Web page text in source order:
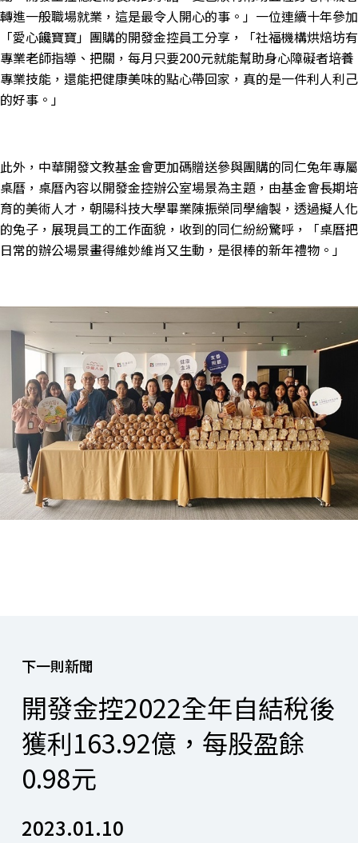
轉進一般職場就業，這是最令人開心的事。」一位連續十年參加
「愛心饞寶寶」團購的開發金控員工分享，「社福機構烘焙坊有
專業老師指導、把關，每月只要200元就能幫助身心障礙者培養
專業技能，還能把健康美味的點心帶回家，真的是一件利人利己
的好事 。」
此外，中華開發文教基金會更加碼贈送參與團購的同仁兔年專屬
桌曆，桌曆內容以開發金控辦公室場景為主題，由基金會長期培
育的美術人才，朝陽科技大學畢業陳振榮同學繪製，透過擬人化
的兔子，展現員工的工作面貌，收到的同仁紛紛驚呼，「桌曆把
日常的辦公場景畫得維妙維肖又生動，是很棒的新年禮物。」
下一則新聞
開發金控2022全年自結稅後
獲利163.92億，每股盈餘
0.98元
2023.01.10